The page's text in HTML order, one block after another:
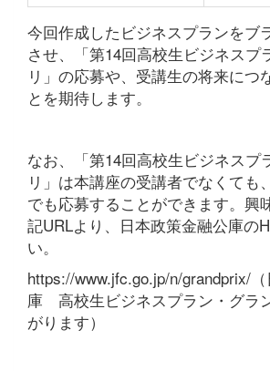
今回作成したビジネスプランをブ
させ、「第14回高校生ビジネスプ
リ」の応募や、受講生の将来につ
とを期待します。
なお、「第14回高校生ビジネスプ
リ」は本講座の受講者でなくても
でも応募することができます。興
記URLより、日本政策金融公庫の
い。
https://www.jfc.go.jp/n/grandprix/
庫 高校生ビジネスプラン・グラ
がります）